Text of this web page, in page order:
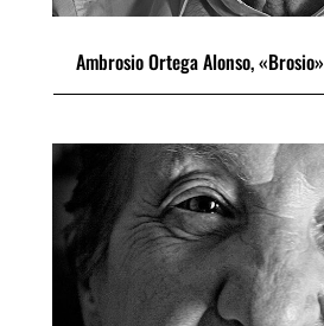
Ambrosio Ortega Alonso, «Brosio»